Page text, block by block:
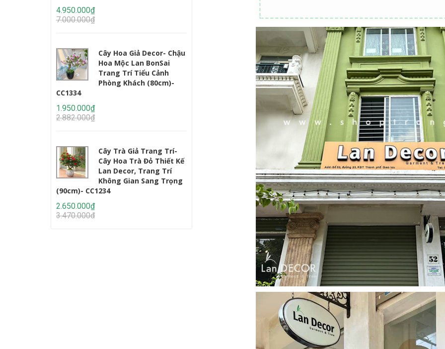
4.950.000₫
7.000.000₫
Cây Hoa Giả Decor- Chậu
Hoa Mộc Lan BonSai
Trang Trí Tiểu Cảnh
Phòng Khách (80cm)-
CC1334
1.950.000₫
2.882.000₫
Cây Trà Giả Trang Trí-
Cây Hoa Trà Đỏ Thiết Kế
Lan Decor, Trang Trí
Không Gian Sang Trọng
(90cm)- CC1234
2.650.000₫
3.470.000₫
Cây Hoa Giả- Cây Hoa
Mộc Lan Giả Decor Nhà
Cửa Sang Trọng
(160cm)- CC1215
Cây Hoa Thiết Kế- Cây
Hoa Giấy Dáng Huyền
Thân Gỗ Tự Nhiên, Thiết
Kế Tiểu Cảnh Không Gian
Lớn (220cm)- CC1190
4.647.000₫
Cây Giả Decor- Cây Hoa
Rum Giả Trang Trí Cửa
Hiệu Nổi Bật (140cm)-
CC1148
1.650.000₫
2.414.000₫
Cây Giả Decor- Cây Lan
Giả Trang Trí Tiểu Cảnh
Văn Phòng (165cm)-
CC1137
1.990.000₫
2.842.000₫